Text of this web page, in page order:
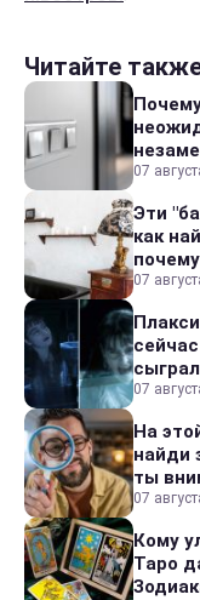
Читайте
07
Эти
как
07
07
На
найди
ты
07
Кому
Таро